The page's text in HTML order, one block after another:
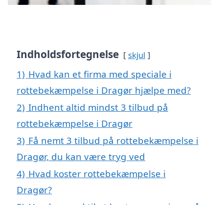
Indholdsfortegnelse skjul
1) Hvad kan et firma med speciale i
rottebekæmpelse i Dragør hjælpe med?
2) Indhent altid mindst 3 tilbud på
rottebekæmpelse i Dragør
3) Få nemt 3 tilbud på rottebekæmpelse i
Dragør, du kan være tryg ved
4) Hvad koster rottebekæmpelse i
Dragør?